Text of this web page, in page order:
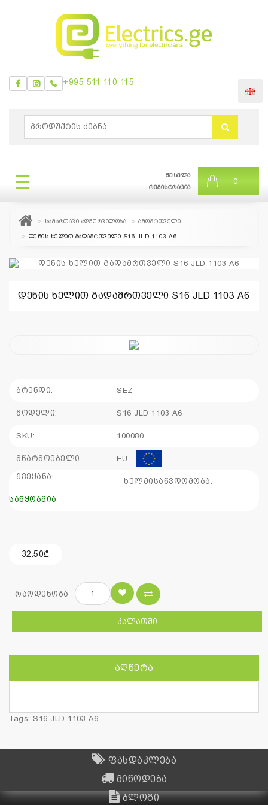
|
თვის
511
115
+995 511 110 115
☰
შესვლა
რეგისტრაცია
0
სამართავი აღჭურვილობა
ამომრთველი
დენის ხელით გადამრთველი S16 JLD 1103 A6
დენის ხელით გადამრთველი S16 JLD 1103 A6
ბრენდი: SEZ
მოდელი: S16 JLD 1103 A6
SKU: 100080
მწარმოებელი
ქვეყანა:
EU
ხელმისაწვდომობა:
საწყობშია
32.50₾
რაოდენობა
ᲙᲐᲚᲐᲗᲨᲘ
ᲐᲦᲬᲔᲠᲐ
Tags: S16 JLD 1103 A6
ფასდაკლება
მიწოდება
ბლოგი